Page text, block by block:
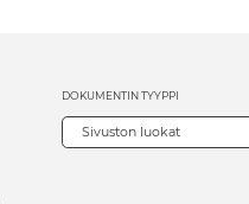
DOKUMENTIN TYYPPI
Sivuston luokat